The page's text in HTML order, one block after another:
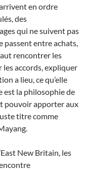
en ordre
des
qui ne suivent pas
passent entre achats,
rencontrer les
accords, expliquer
a lieu, ce qu’elle
est la philosophie de
pouvoir apporter aux
titre comme
New Britain, les